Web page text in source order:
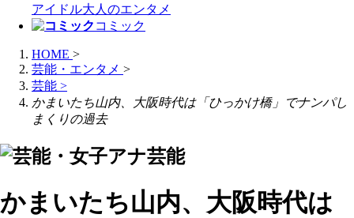
アイドル大人のエンタメ
コミック
HOME >
芸能・エンタメ >
芸能 >
かまいたち山内、大阪時代は「ひっかけ橋」でナンパし
まくりの過去
芸能
かまいたち山内、大阪時代は